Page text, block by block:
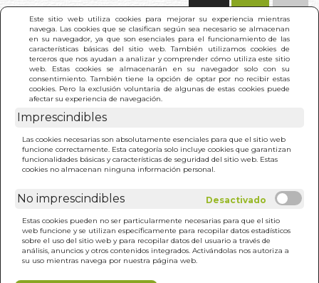
Este sitio web utiliza cookies para mejorar su experiencia mientras
navega. Las cookies que se clasifican según sea necesario se almacenan
en su navegador, ya que son esenciales para el funcionamiento de las
características básicas del sitio web. También utilizamos cookies de
terceros que nos ayudan a analizar y comprender cómo utiliza este sitio
web. Estas cookies se almacenarán en su navegador solo con su
consentimiento. También tiene la opción de optar por no recibir estas
cookies. Pero la exclusión voluntaria de algunas de estas cookies puede
afectar su experiencia de navegación.
Imprescindibles
Las cookies necesarias son absolutamente esenciales para que el sitio web
funcione correctamente. Esta categoría solo incluye cookies que garantizan
funcionalidades básicas y características de seguridad del sitio web. Estas
cookies no almacenan ninguna información personal.
No imprescindibles
Estas cookies pueden no ser particularmente necesarias para que el sitio
web funcione y se utilizan específicamente para recopilar datos estadísticos
sobre el uso del sitio web y para recopilar datos del usuario a través de
análisis, anuncios y otros contenidos integrados. Activándolas nos autoriza a
su uso mientras navega por nuestra página web.
INICIO > AMIGAS Y FLORES